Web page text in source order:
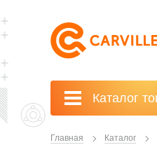
Каталог
Главная Каталог